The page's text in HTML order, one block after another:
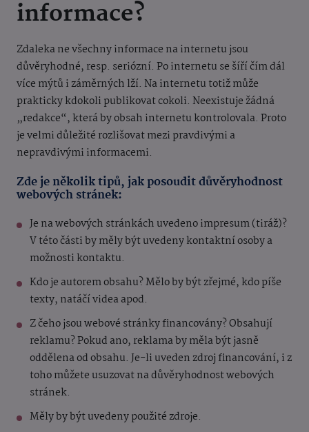
informace?
Zdaleka ne všechny informace na internetu jsou
důvěryhodné, resp. seriózní. Po internetu se šíří čím dál
více mýtů i záměrných lží. Na internetu totiž může
prakticky kdokoli publikovat cokoli. Neexistuje žádná
„redakce“, která by obsah internetu kontrolovala. Proto
je velmi důležité rozlišovat mezi pravdivými a
nepravdivými informacemi.
Zde je několik tipů, jak posoudit důvěryhodnost
webových stránek:
Je na webových stránkách uvedeno impresum (tiráž)?
V této části by měly být uvedeny kontaktní osoby a
možnosti kontaktu.
Kdo je autorem obsahu? Mělo by být zřejmé, kdo píše
texty, natáčí videa apod.
Z čeho jsou webové stránky financovány? Obsahují
reklamu? Pokud ano, reklama by měla být jasně
oddělena od obsahu. Je-li uveden zdroj financování, i z
toho můžete usuzovat na důvěryhodnost webových
stránek.
Měly by být uvedeny použité zdroje.